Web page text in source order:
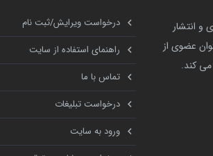
جمع آوری و انتشار
عضوی از
می کند.
درخواست ویرایش/ثبت نام
راهنمای استفاده از سایت
تماس با ما
درخواست تبلیغات
ورود به سایت